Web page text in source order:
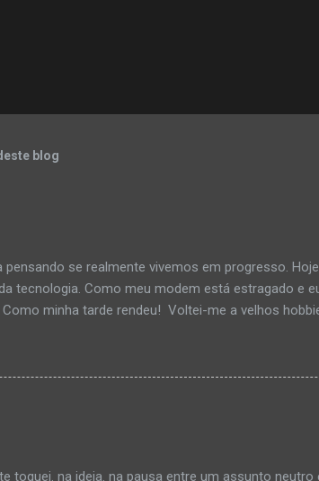
blog
pensando se realmente vivemos em progresso.
tecnologia. Como meu modem está estragado e
minha tarde rendeu! Voltei-me a velhos
O interessante é que nem me dei conta
viradas e um turbilhão de pensamentos
toquei. na ideia. na pausa entre um assunto